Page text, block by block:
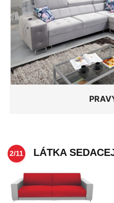
2/11 LÁTKA